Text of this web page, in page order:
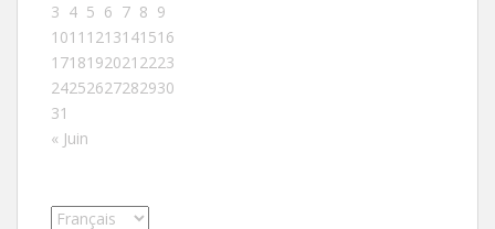
3 4 5 6 7 8 9
1011 1213141516
1718192021 2223
24252627282930
31
« Juin
Choisir